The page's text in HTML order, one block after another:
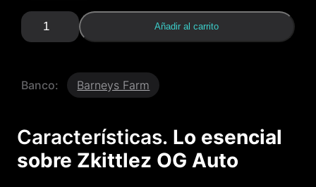
Z
k
l
O
G
A
u
Añadir al carrito
Banco: Barneys Farm
Características. Lo esencial
sobre Zkittlez OG Auto